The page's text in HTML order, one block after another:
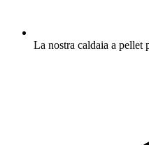
La nostra caldaia a pellet